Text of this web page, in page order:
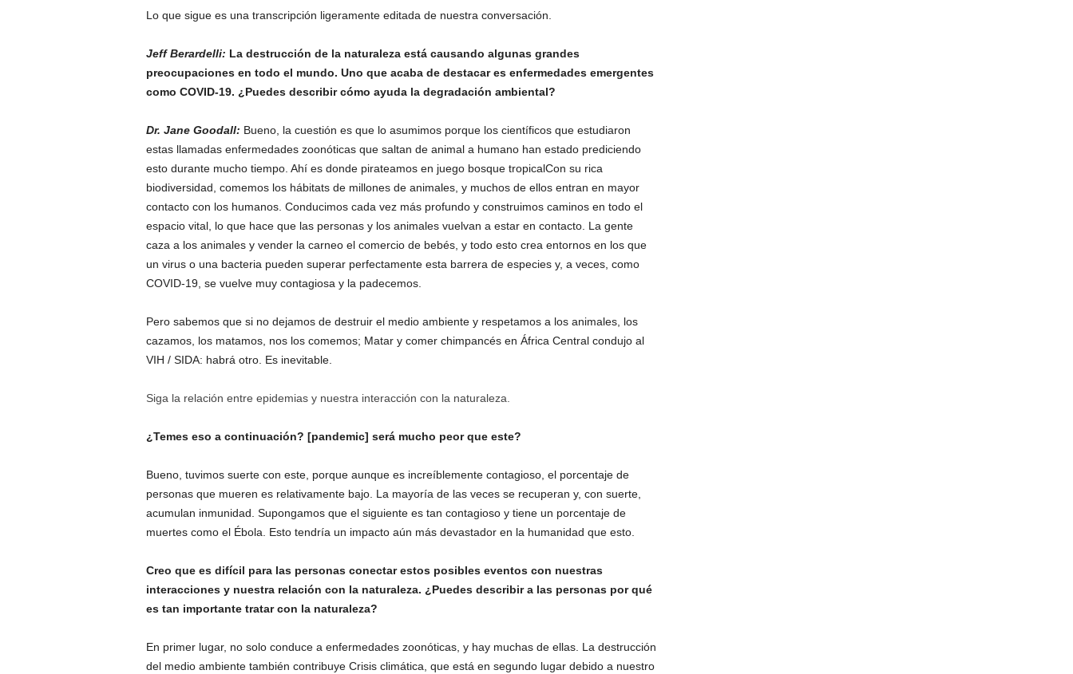
Lo que sigue es una transcripción ligeramente editada de nuestra conversación.
Jeff Berardelli: La destrucción de la naturaleza está causando algunas grandes
preocupaciones en todo el mundo. Uno que acaba de destacar es enfermedades emergentes
como COVID-19. ¿Puedes describir cómo ayuda la degradación ambiental?
Dr. Jane Goodall: Bueno, la cuestión es que lo asumimos porque los científicos que estudiaron
estas llamadas enfermedades zoonóticas que saltan de animal a humano han estado prediciendo
esto durante mucho tiempo. Ahí es donde pirateamos en juego bosque tropicalCon su rica
biodiversidad, comemos los hábitats de millones de animales, y muchos de ellos entran en mayor
contacto con los humanos. Conducimos cada vez más profundo y construimos caminos en todo el
espacio vital, lo que hace que las personas y los animales vuelvan a estar en contacto. La gente
caza a los animales y vender la carneo el comercio de bebés, y todo esto crea entornos en los que
un virus o una bacteria pueden superar perfectamente esta barrera de especies y, a veces, como
COVID-19, se vuelve muy contagiosa y la padecemos.
Pero sabemos que si no dejamos de destruir el medio ambiente y respetamos a los animales, los
cazamos, los matamos, nos los comemos; Matar y comer chimpancés en África Central condujo al
VIH / SIDA: habrá otro. Es inevitable.
Siga la relación entre epidemias y nuestra interacción con la naturaleza.
¿Temes eso a continuación? [pandemic] será mucho peor que este?
Bueno, tuvimos suerte con este, porque aunque es increíblemente contagioso, el porcentaje de
personas que mueren es relativamente bajo. La mayoría de las veces se recuperan y, con suerte,
acumulan inmunidad. Supongamos que el siguiente es tan contagioso y tiene un porcentaje de
muertes como el Ébola. Esto tendría un impacto aún más devastador en la humanidad que esto.
Creo que es difícil para las personas conectar estos posibles eventos con nuestras
interacciones y nuestra relación con la naturaleza. ¿Puedes describir a las personas por qué
es tan importante tratar con la naturaleza?
En primer lugar, no solo conduce a enfermedades zoonóticas, y hay muchas de ellas. La destrucción
del medio ambiente también contribuye Crisis climática , que está en segundo lugar debido a nuestro